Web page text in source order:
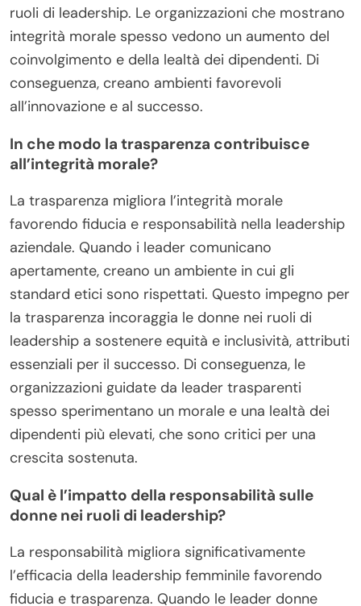
ruoli di leadership. Le organizzazioni che mostrano
integrità morale spesso vedono un aumento del
coinvolgimento e della lealtà dei dipendenti. Di
conseguenza, creano ambienti favorevoli
all’innovazione e al successo.
In che modo la trasparenza contribuisce
all’integrità morale?
La trasparenza migliora l’integrità morale
favorendo fiducia e responsabilità nella leadership
aziendale. Quando i leader comunicano
apertamente, creano un ambiente in cui gli
standard etici sono rispettati. Questo impegno per
la trasparenza incoraggia le donne nei ruoli di
leadership a sostenere equità e inclusività, attributi
essenziali per il successo. Di conseguenza, le
organizzazioni guidate da leader trasparenti
spesso sperimentano un morale e una lealtà dei
dipendenti più elevati, che sono critici per una
crescita sostenuta.
Qual è l’impatto della responsabilità sulle
donne nei ruoli di leadership?
La responsabilità migliora significativamente
l’efficacia della leadership femminile favorendo
fiducia e trasparenza. Quando le leader donne